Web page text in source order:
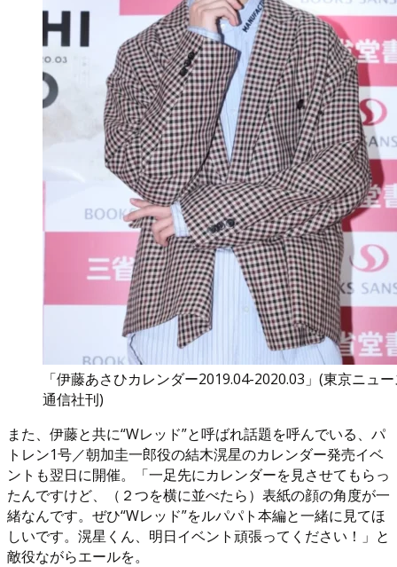
「伊藤あさひカレンダー2019.04-2020.03」(東京ニュ
通信社刊)
また、伊藤と共に“Wレッド”と呼ばれ話題を呼んでいる、パ
トレン1号／朝加圭一郎役の結木滉星のカレンダー発売イベ
ントも翌日に開催。「一足先にカレンダーを見させてもらっ
たんですけど、（２つを横に並べたら）表紙の顔の角度が一
緒なんです。ぜひ“Wレッド”をルパパト本編と一緒に見てほ
しいです。滉星くん、明日イベント頑張ってください！」と
敵役ながらエールを。